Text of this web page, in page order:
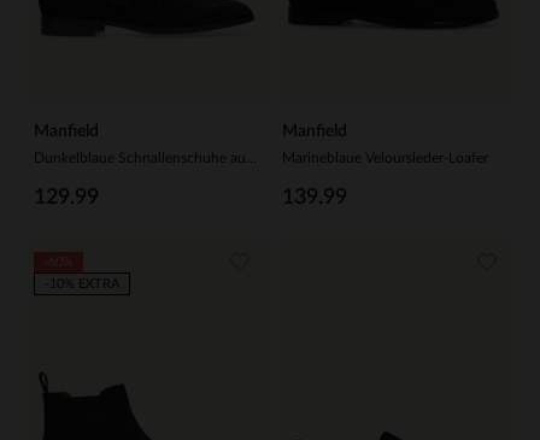
Manfield
129.99
Manfield
Marineblaue Veloursleder-Loafer
139.99
-10% EXTRA